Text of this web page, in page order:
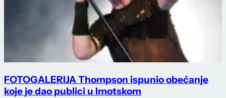
FOTOGALERIJA Thompson ispunio obećanje
koje je dao publici u Imotskom